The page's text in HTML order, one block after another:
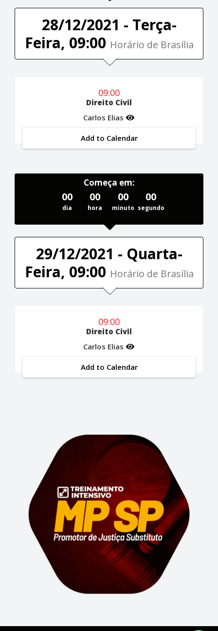
28/12/2021 - Terça-
Feira, 09:00 Horário de Brasília
09:00
Direito Civil
Carlos Elias
Add to Calendar
Começa em:
00
dia
00
hora
00
minuto
00
segundo
29/12/2021 - Quarta-
Feira, 09:00 Horário de Brasília
09:00
Direito Civil
Carlos Elias
Add to Calendar